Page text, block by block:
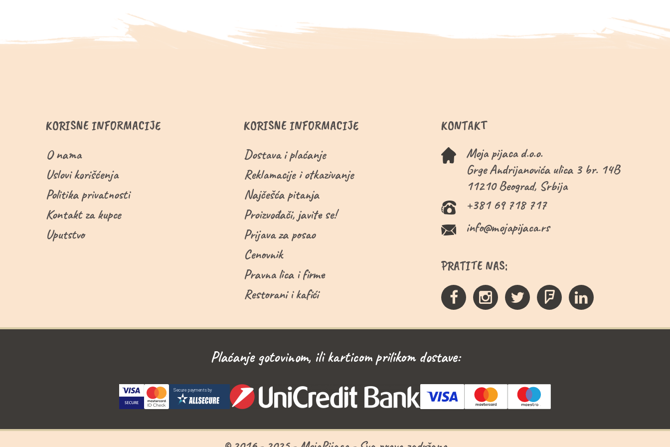
KORISNE INFORMACIJE
O nama
Uslovi korišćenja
Politika privatnosti
Kontakt za kupce
Uputstvo
KORISNE INFORMACIJE
Dostava i plaćanje
Reklamacije i otkazivanje
Najčešća pitanja
Proizvođači, javite se!
Prijava za posao
Cenovnik
Pravna lica i firme
Restorani i kafići
KONTAKT
Moja pijaca d.o.o.
Grge Andrijanovića ulica 3 br. 14B
11210 Beograd, Srbija
+381 69 718 717
info@mojapijaca.rs
PRATITE NAS:
Plaćanje gotovinom, ili karticom prilikom dostave: